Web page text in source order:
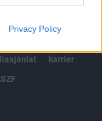
Privacy Policy
karrier